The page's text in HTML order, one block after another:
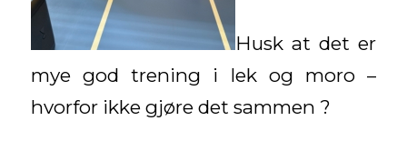
Husk at det er
mye god trening i lek og moro –
hvorfor ikke gjøre det sammen ?